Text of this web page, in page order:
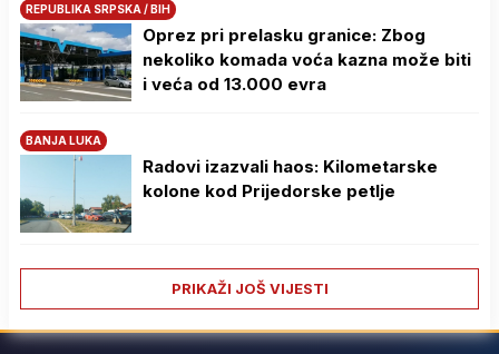
REPUBLIKA SRPSKA / BIH
Oprez pri prelasku granice: Zbog
nekoliko komada voća kazna može biti
i veća od 13.000 evra
BANJA LUKA
Radovi izazvali haos: Kilometarske
kolone kod Prijedorske petlje
PRIKAŽI JOŠ VIJESTI